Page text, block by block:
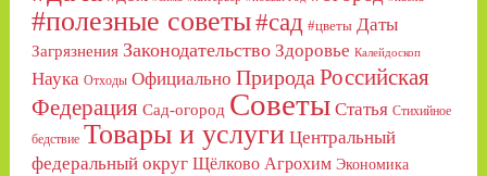
#полезные советы#сад #цветы Даты
Загрязнения Законодательство Здоровье Калейдоскоп
Наука Отходы Официально Природа Российская
Федерация Сад-огород Советы Статья Стихийное
бедствие Товары и услуги Центральный
федеральный округ Щёлково Агрохим Экономика